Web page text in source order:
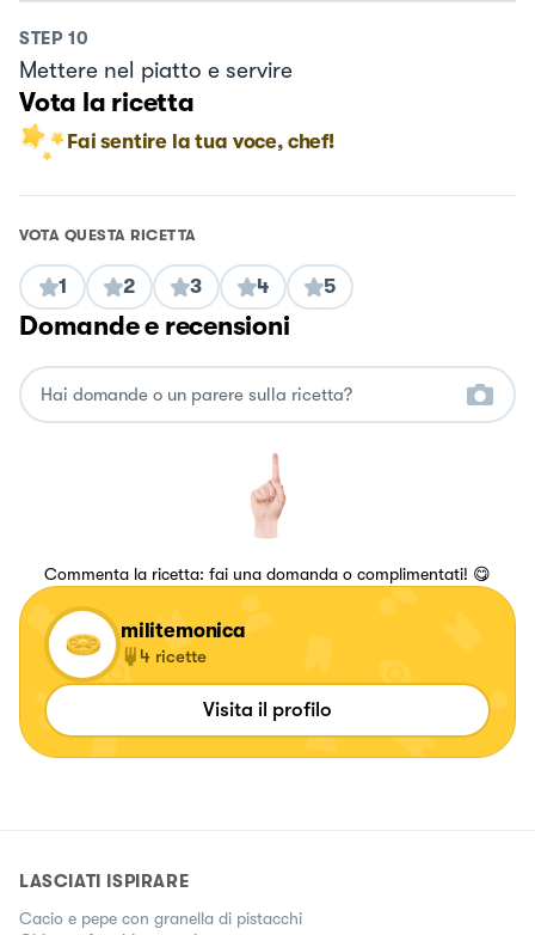
STEP 10
Mettere nel piatto e servire
Vota la ricetta
Fai sentire la tua voce, chef!
VOTA QUESTA RICETTA
1 2 3 4 5
Domande e recensioni
Commenta la ricetta: fai una domanda o complimentati! 😋
militemonica
4 ricette
Visita il profilo
LASCIATI ISPIRARE
Cacio e pepe con granella di pistacchi